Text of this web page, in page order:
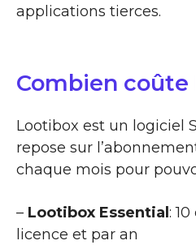
applications tierces.
Combien coûte
Lootibox est un logiciel
repose sur
chaque mois pour
– Lootibox Essential:
licence et par an